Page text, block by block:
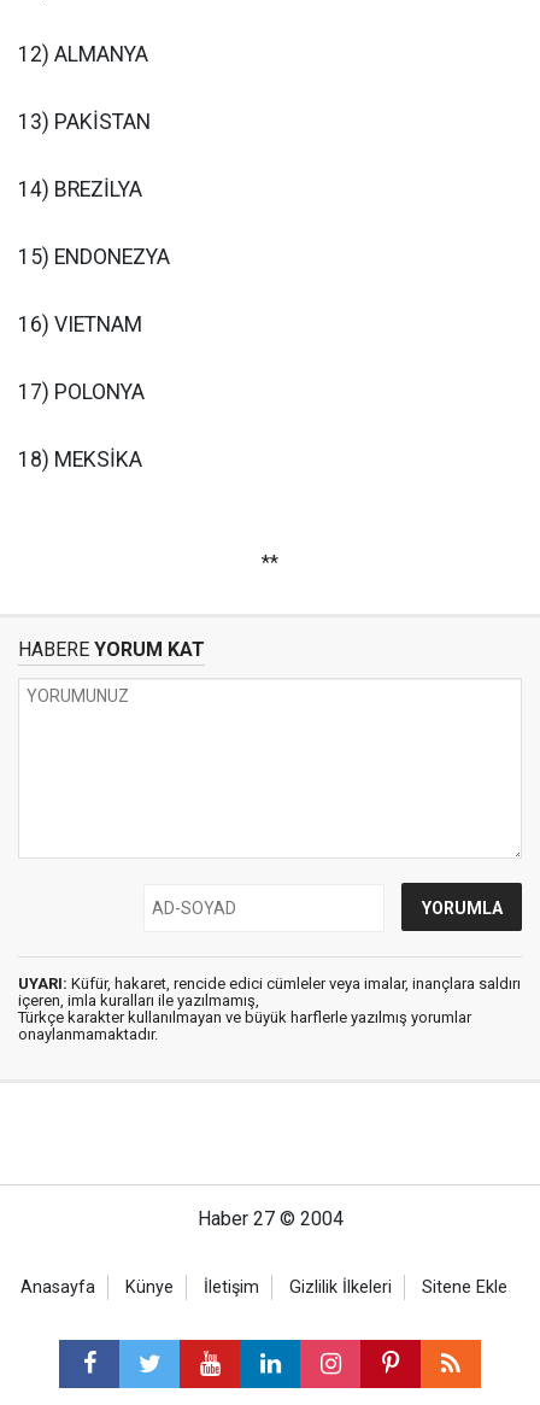
12) ALMANYA
13) PAKİSTAN
14) BREZİLYA
15) ENDONEZYA
16) VIETNAM
17) POLONYA
18) MEKSİKA
**
HABERE YORUM KAT
UYARI: Küfür, hakaret, rencide edici cümleler veya imalar, inançlara saldırı
içeren, imla kuralları ile yazılmamış,
Türkçe karakter kullanılmayan ve büyük harflerle yazılmış yorumlar
onaylanmamaktadır.
Haber 27 © 2004
Anasayfa Künye İletişim Gizlilik İlkeleri Sitene Ekle